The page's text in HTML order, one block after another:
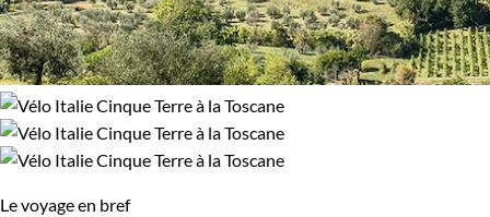
Le voyage en bref